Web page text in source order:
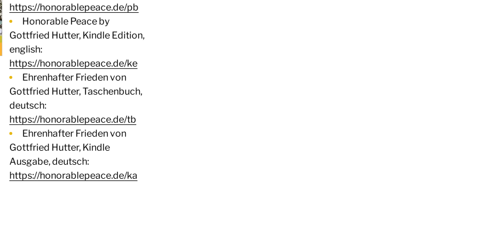
https://honorablepeace.de/pb
Honorable Peace by
Gottfried Hutter, Kindle Edition,
english:
https://honorablepeace.de/ke
Ehrenhafter Frieden von
Gottfried Hutter, Taschenbuch,
deutsch:
https://honorablepeace.de/tb
Ehrenhafter Frieden von
Gottfried Hutter, Kindle
Ausgabe, deutsch:
https://honorablepeace.de/ka